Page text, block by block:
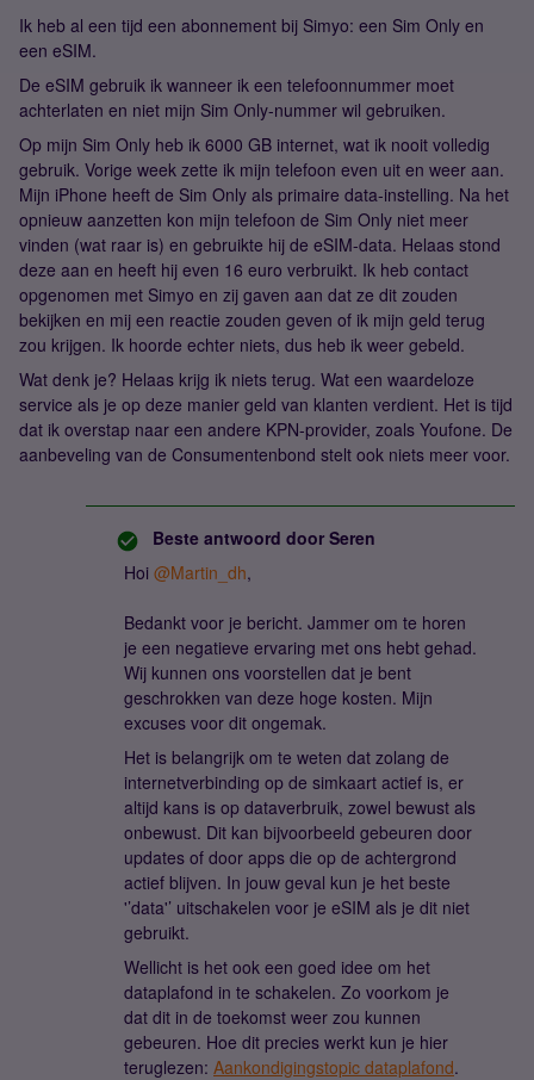
Ik heb al een tijd een abonnement bij Simyo: een Sim Only en
een eSIM.
De eSIM gebruik ik wanneer ik een telefoonnummer moet
achterlaten en niet mijn Sim Only-nummer wil gebruiken.
Op mijn Sim Only heb ik 6000 GB internet, wat ik nooit volledig
gebruik. Vorige week zette ik mijn telefoon even uit en weer aan.
Mijn iPhone heeft de Sim Only als primaire data-instelling. Na het
opnieuw aanzetten kon mijn telefoon de Sim Only niet meer
vinden (wat raar is) en gebruikte hij de eSIM-data. Helaas stond
deze aan en heeft hij even 16 euro verbruikt. Ik heb contact
opgenomen met Simyo en zij gaven aan dat ze dit zouden
bekijken en mij een reactie zouden geven of ik mijn geld terug
zou krijgen. Ik hoorde echter niets, dus heb ik weer gebeld.
Wat denk je? Helaas krijg ik niets terug. Wat een waardeloze
service als je op deze manier geld van klanten verdient. Het is tijd
dat ik overstap naar een andere KPN-provider, zoals Youfone. De
aanbeveling van de Consumentenbond stelt ook niets meer voor.
Beste antwoord door Seren
Hoi @Martin_dh,
Bedankt voor je bericht. Jammer om te horen
je een negatieve ervaring met ons hebt gehad.
Wij kunnen ons voorstellen dat je bent
geschrokken van deze hoge kosten. Mijn
excuses voor dit ongemak.
Het is belangrijk om te weten dat zolang de
internetverbinding op de simkaart actief is, er
altijd kans is op dataverbruik, zowel bewust als
onbewust. Dit kan bijvoorbeeld gebeuren door
updates of door apps die op de achtergrond
actief blijven. In jouw geval kun je het beste
'’data'’ uitschakelen voor je eSIM als je dit niet
gebruikt.
Wellicht is het ook een goed idee om het
dataplafond in te schakelen. Zo voorkom je
dat dit in de toekomst weer zou kunnen
gebeuren. Hoe dit precies werkt kun je hier
teruglezen: Aankondigingstopic dataplafond.